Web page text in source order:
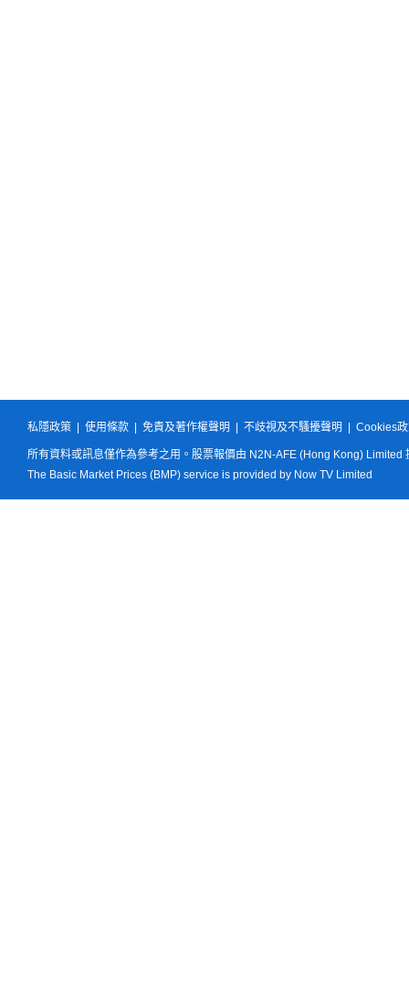
私隱政策 使用條款 免責及著作權聲明 不歧視及不騷擾聲明 Cookies
所有資料或訊息僅作為參考之用。股票報價由 N2N-AFE (Hong Kong) Limited
The Basic Market Prices (BMP) service is provided by Now TV Limited